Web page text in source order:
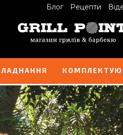
Блог Рецепти